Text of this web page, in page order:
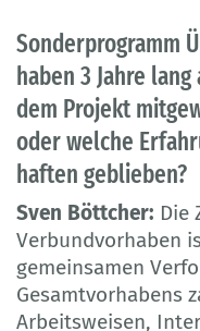
Sonderprogramm
haben 3 Jahre
dem Projekt
oder welche
haften geblieben?
Sven Böttcher: Die
Verbundvorhaben
gemeinsamen
Gesamtvorhabens
Arbeitsweisen,